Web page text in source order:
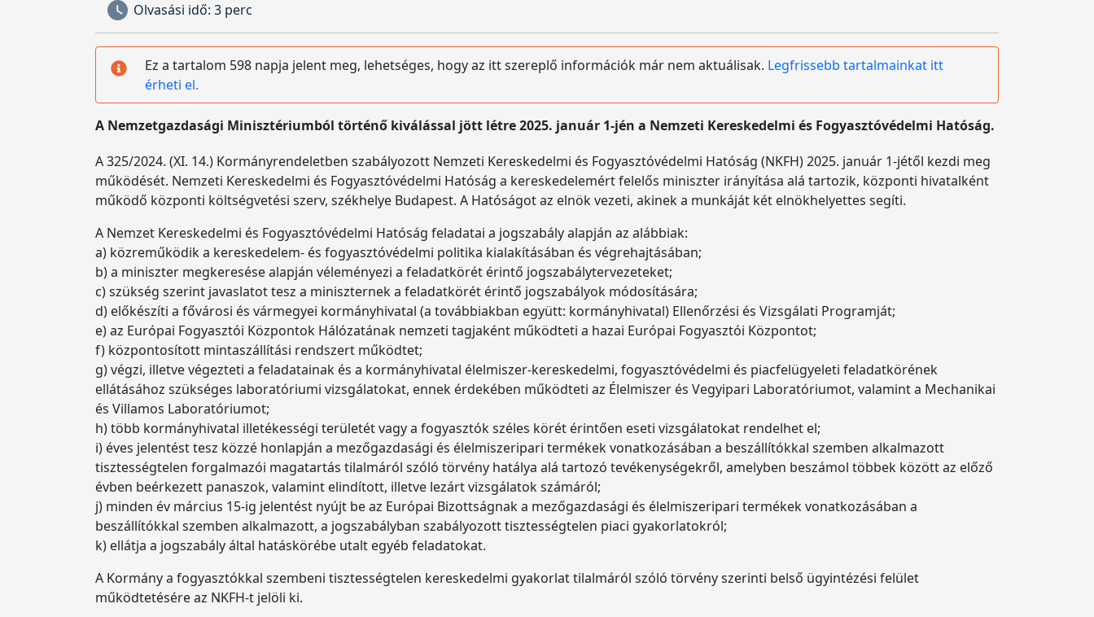
Olvasási idő: 3 perc
Ez a tartalom 598 napja jelent meg, lehetséges, hogy az itt szereplő információk már nem aktuálisak. Legfrissebb tartalmainkat itt
érheti el.
A Nemzetgazdasági Minisztériumból történő kiválással jött létre 2025. január 1-jén a Nemzeti Kereskedelmi és Fogyasztóvédelmi Hatóság.
A 325/2024. (XI. 14.) Kormányrendeletben szabályozott Nemzeti Kereskedelmi és Fogyasztóvédelmi Hatóság (NKFH) 2025. január 1-jétől kezdi meg
működését. Nemzeti Kereskedelmi és Fogyasztóvédelmi Hatóság a kereskedelemért felelős miniszter irányítása alá tartozik, központi hivatalként
működő központi költségvetési szerv, székhelye Budapest. A Hatóságot az elnök vezeti, akinek a munkáját két elnökhelyettes segíti.
A Nemzet Kereskedelmi és Fogyasztóvédelmi Hatóság feladatai a jogszabály alapján az alábbiak:
a) közreműködik a kereskedelem- és fogyasztóvédelmi politika kialakításában és végrehajtásában;
b) a miniszter megkeresése alapján véleményezi a feladatkörét érintő jogszabálytervezeteket;
c) szükség szerint javaslatot tesz a miniszternek a feladatkörét érintő jogszabályok módosítására;
d) előkészíti a fővárosi és vármegyei kormányhivatal (a továbbiakban együtt: kormányhivatal) Ellenőrzési és Vizsgálati Programját;
e) az Európai Fogyasztói Központok Hálózatának nemzeti tagjaként működteti a hazai Európai Fogyasztói Központot;
f) központosított mintaszállítási rendszert működtet;
g) végzi, illetve végezteti a feladatainak és a kormányhivatal élelmiszer-kereskedelmi, fogyasztóvédelmi és piacfelügyeleti feladatkörének
ellátásához szükséges laboratóriumi vizsgálatokat, ennek érdekében működteti az Élelmiszer és Vegyipari Laboratóriumot, valamint a Mechanikai
és Villamos Laboratóriumot;
h) több kormányhivatal illetékességi területét vagy a fogyasztók széles körét érintően eseti vizsgálatokat rendelhet el;
i) éves jelentést tesz közzé honlapján a mezőgazdasági és élelmiszeripari termékek vonatkozásában a beszállítókkal szemben alkalmazott
tisztességtelen forgalmazói magatartás tilalmáról szóló törvény hatálya alá tartozó tevékenységekről, amelyben beszámol többek között az előző
évben beérkezett panaszok, valamint elindított, illetve lezárt vizsgálatok számáról;
j) minden év március 15-ig jelentést nyújt be az Európai Bizottságnak a mezőgazdasági és élelmiszeripari termékek vonatkozásában a
beszállítókkal szemben alkalmazott, a jogszabályban szabályozott tisztességtelen piaci gyakorlatokról;
k) ellátja a jogszabály által hatáskörébe utalt egyéb feladatokat.
A Kormány a fogyasztókkal szembeni tisztességtelen kereskedelmi gyakorlat tilalmáról szóló törvény szerinti belső ügyintézési felület
működtetésére az NKFH-t jelöli ki.